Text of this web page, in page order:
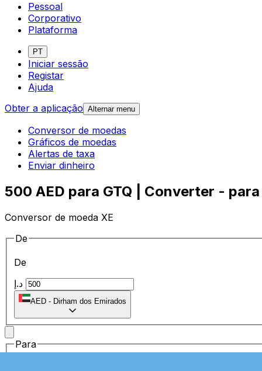
Pessoal
Corporativo
Plataforma
PT
Iniciar sessão
Registar
Ajuda
Obter a aplicação Alternar menu
Conversor de moedas
Gráficos de moedas
Alertas de taxa
Enviar dinheiro
500 AED para GTQ | Converter -
Conversor de moeda XE
De
De
AED - Dirham dos Emirados
Para